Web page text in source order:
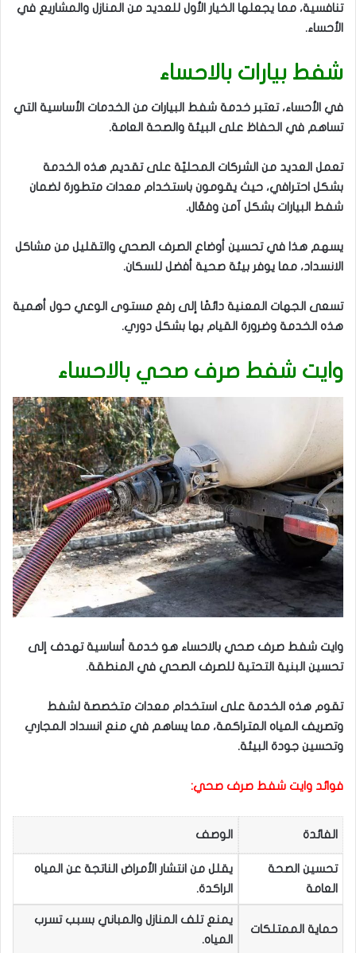
تنافسية، مما يجعلها الخيار الأول للعديد من المنازل والمشاريع في
الأحساء.
شفط بيارات بالاحساء
في الأحساء، تعتبر خدمة شفط البيارات من الخدمات الأساسية التي
تساهم في الحفاظ على البيئة والصحة العامة.
تعمل العديد من الشركات المحليّة على تقديم هذه الخدمة
بشكل احترافي، حيث يقومون باستخدام معدات متطورة لضمان
شفط البيارات بشكل آمن وفعّال.
يسهم هذا في تحسين أوضاع الصرف الصحي والتقليل من مشاكل
الانسداد، مما يوفر بيئة صحية أفضل للسكان.
تسعى الجهات المعنية دائمًا إلى رفع مستوى الوعي حول أهمية
هذه الخدمة وضرورة القيام بها بشكل دوري.
وايت شفط صرف صحي بالاحساء
وايت شفط صرف صحي بالاحساء هو خدمة أساسية تهدف إلى
تحسين البنية التحتية للصرف الصحي في المنطقة.
تقوم هذه الخدمة على استخدام معدات متخصصة لشفط
وتصريف المياه المتراكمة، مما يساهم في منع انسداد المجاري
وتحسين جودة البيئة.
فوائد وايت شفط صرف صحي:
الفائدة الوصف
تحسين الصحة
العامة
يقلل من انتشار الأمراض الناتجة عن المياه
الراكدة.
حماية الممتلكات
يمنع تلف المنازل والمباني بسبب تسرب
المياه.